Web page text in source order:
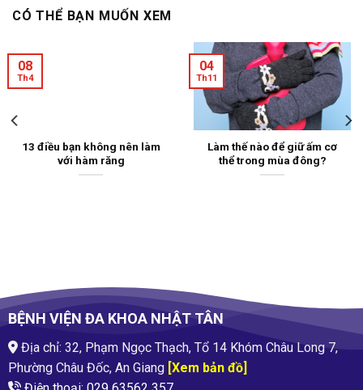
CÓ THỂ BẠN MUỐN XEM
13 điều bạn không nên làm
với hàm răng
08
Th4
Làm thế nào để giữ ấm cơ
thể trong mùa đông?
04
Th11
BỆNH VIỆN ĐA KHOA NHẬT TÂN
Địa chỉ: 32, Phạm Ngọc Thạch, Tổ 14 Khóm Châu Long 7,
Phường Châu Đốc, An Giang[Xem bản đồ]